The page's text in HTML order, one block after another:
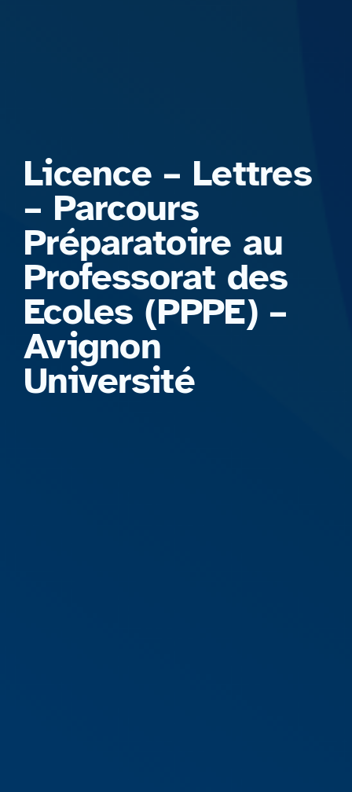
Licence – Lettres
– Parcours
Préparatoire au
Professorat des
Ecoles (PPPE) –
Avignon
Université